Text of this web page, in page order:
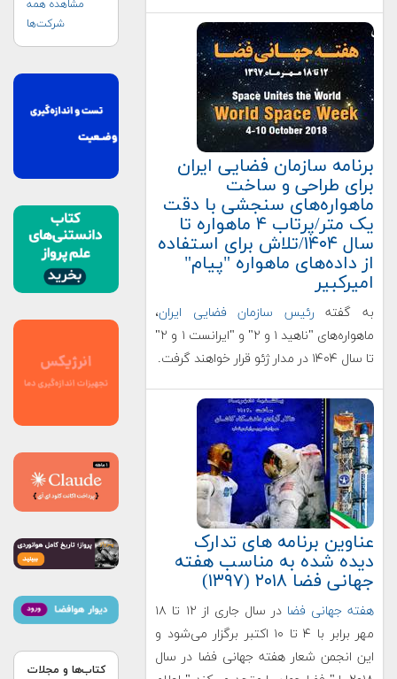
برنامه سازمان فضایی ایران
برای طراحی و ساخت
ماهواره‌های سنجشی با دقت
یک متر/پرتاب ۴ ماهواره تا
سال ۱۴۰۴/تلاش برای استفاده
از داده‌های ماهواره "پیام"
امیرکبیر
به گفته رئیس سازمان فضایی ایران،
ماهواره‌های "ناهید ۱ و ۲" و "ایرانست ۱ و ۲"
تا سال ۱۴۰۴ در مدار ژئو قرار خواهند گرفت.
عناوین برنامه های تدارک
دیده شده به مناسب هفته
جهانی فضا ۲۰۱۸ (۱۳۹۷)
هفته جهانی فضا
در سال جاری از ۱۲ تا ۱۸
مهر برابر با ۴ تا ۱۰ اکتبر برگزار می‌شود و
این انجمن شعار هفته جهانی فضا در سال
مشاهده همه
شرکت‌ها
کتاب‌ها و مجلات